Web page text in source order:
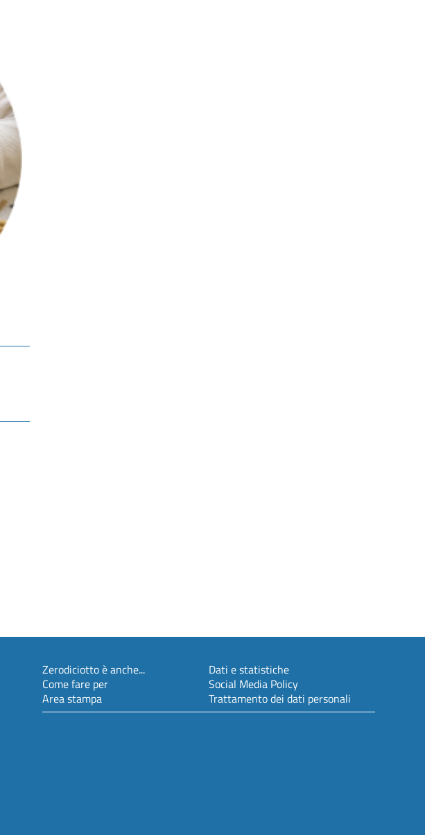
Zerodiciotto è anche...
Come fare per
Area stampa
Dati e statistiche
Social Media Policy
Trattamento dei dati personali